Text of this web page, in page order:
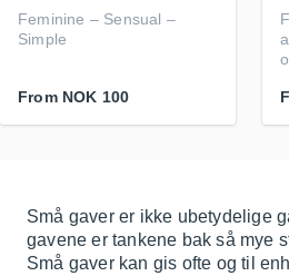
Feminine – Sensual –
Simple
From NOK 100
Små gaver er ikke ubetydelige
gavene er tankene bak så mye
Små gaver kan gis ofte og til